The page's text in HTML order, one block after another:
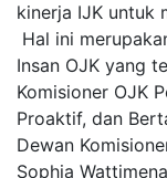
kinerja IJK untuk
Hal ini
Insan OJK yang
Komisioner OJK
Proaktif, dan
Dewan
Sophia